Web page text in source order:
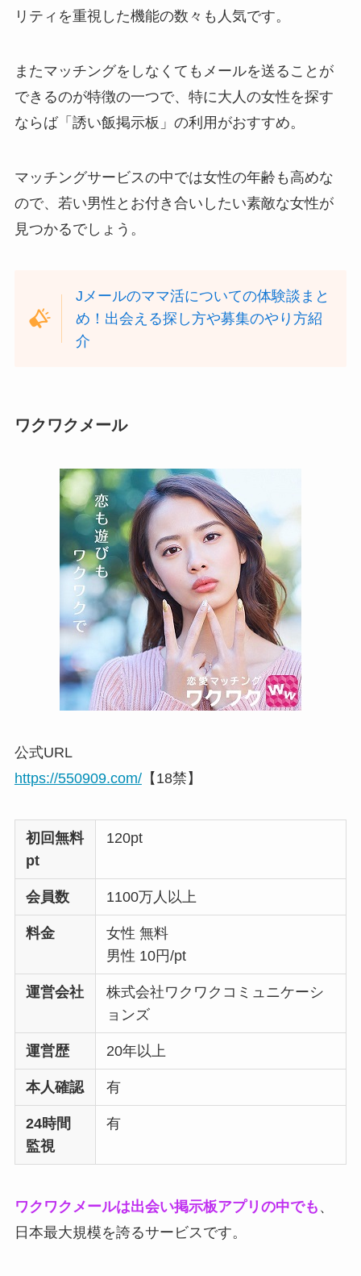
リティを重視した機能の数々も人気です。
またマッチングをしなくてもメールを送ることが
できるのが特徴の一つで、特に大人の女性を探す
ならば「誘い飯掲示板」の利用がおすすめ。
マッチングサービスの中では女性の年齢も高めな
ので、若い男性とお付き合いしたい素敵な女性が
見つかるでしょう。
Jメールのママ活についての体験談まと
め！出会える探し方や募集のやり方紹
介
ワクワクメール
公式URL
https://550909.com/【18禁】
初回無料
pt
120pt
会員数 1100万人以上
料金
女性 無料
男性 10円/pt
運営会社
株式会社ワクワクコミュニケーシ
ョンズ
運営歴 20年以上
本人確認 有
24時間
監視
有
ワクワクメールは出会い掲示板アプリの中でも 、
日本最大規模を誇るサービスです。